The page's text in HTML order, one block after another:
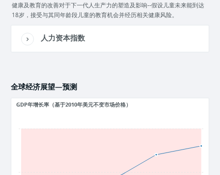
健康及教育的改善对于下一代人生产力的塑造及影响--假设儿童未来能到达
18岁，接受与其同年龄段儿童的教育机会并经历相关健康风险。
人力资本指数
全球经济展望—预测
GDP年增长率（基于2010年美元不变市场价格）